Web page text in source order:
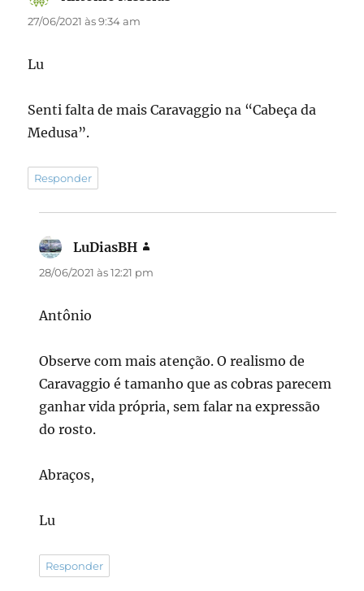
27/06/2021 às 9:34 am
Lu
Senti falta de mais Caravaggio na “Cabeça da
Medusa”.
Responder
LuDiasBH
28/06/2021 às 12:21 pm
Antônio
Observe com mais atenção. O realismo de
Caravaggio é tamanho que as cobras parecem
ganhar vida própria, sem falar na expressão
do rosto.
Abraços,
Lu
Responder